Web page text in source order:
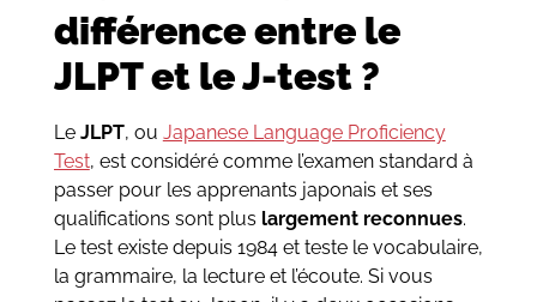
différence entre le
JLPT et le J-test ?
Le JLPT, ou Japanese Language Proficiency
Test, est considéré comme l’examen standard à
passer pour les apprenants japonais et ses
qualifications sont plus largement reconnues.
Le test existe depuis 1984 et teste le vocabulaire,
la grammaire, la lecture et l’écoute. Si vous